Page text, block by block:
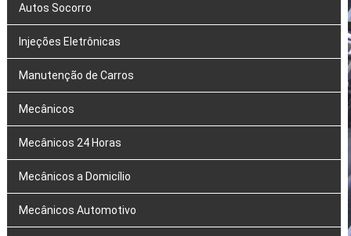
Autos Socorro
Injeções Eletrônicas
Manutenção de Carros
Mecânicos
Mecânicos 24 Horas
Mecânicos a Domicílio
Mecânicos Automotivo